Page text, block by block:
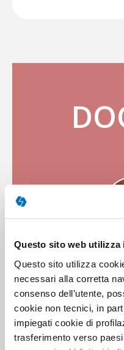
Questo sito web utilizza
Questo sito utilizza
necessari alla corretta
consenso dell’utente,
cookie non tecnici, in
impiegati cookie di
trasferimento verso
Martin J. Dorahy,
clinica presso
Nuova Zelanda, ed ex